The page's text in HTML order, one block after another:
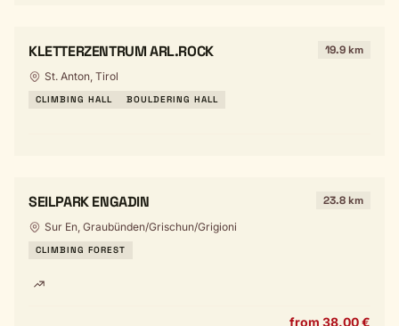
KLETTERZENTRUM ARL.ROCK 19.9 km
St. Anton, Tirol
CLIMBING HALL BOULDERING HALL
SEILPARK ENGADIN 23.8 km
Sur En, Graubünden/Grischun/Grigioni
CLIMBING FOREST
from 38.00 €